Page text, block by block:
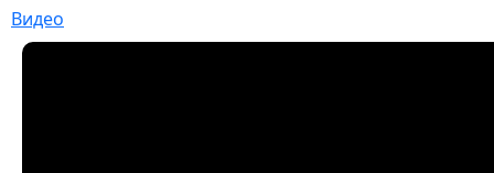
Видео